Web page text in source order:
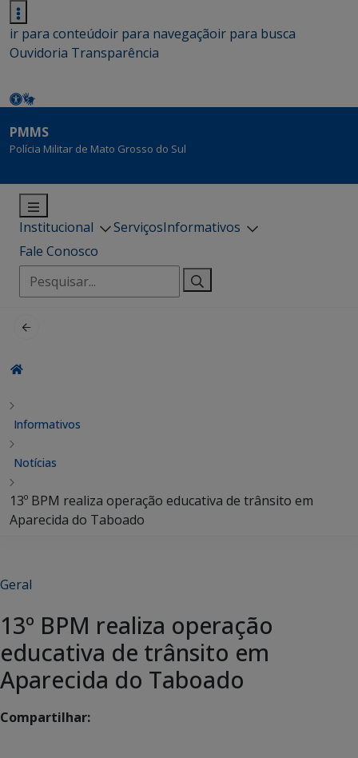
ir para conteúdoir para navegaçãoir para busca
Ouvidoria Transparência
PMMS
Polícia Militar de Mato Grosso do Sul
Institucional ServiçosInformativos
Fale Conosco
Pesquisar
por:
Informativos
Notícias
13º BPM realiza operação educativa de trânsito em
Aparecida do Taboado
Geral
13º BPM realiza operação
educativa de trânsito em
Aparecida do Taboado
Compartilhar: